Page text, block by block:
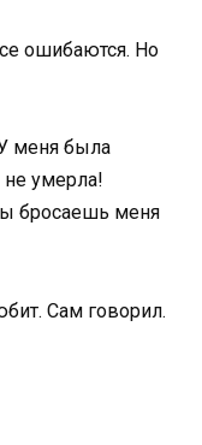
ошибаются. Но
меня была
не умерла!
бросаешь меня
Сам говорил.